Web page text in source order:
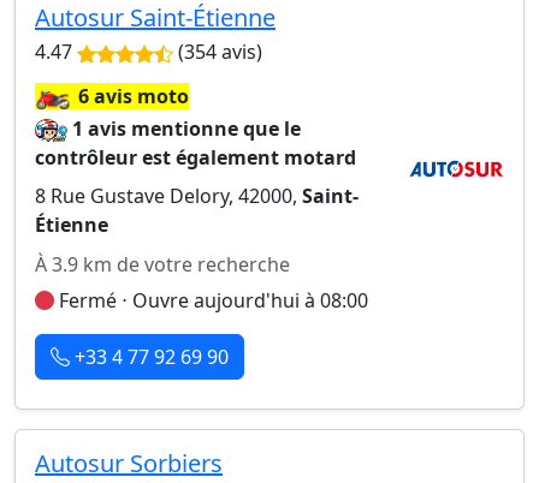
Autosur Saint-Étienne
4.47 (354 avis)
🏍️6 avis moto
1 avis mentionne que le
contrôleur est également motard
8 Rue Gustave Delory, 42000, Saint-
Étienne
À 3.9 km de votre recherche
Fermé ⋅ Ouvre aujourd'hui à 08:00
+33 4 77 92 69 90
Autosur Sorbiers